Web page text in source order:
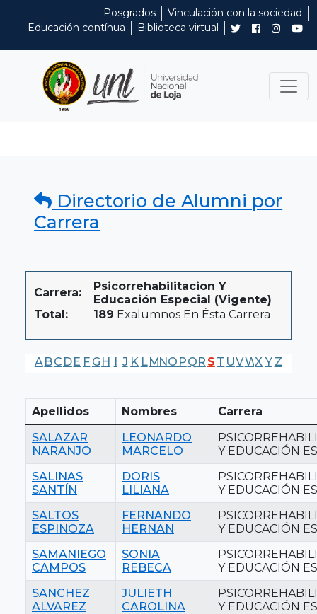
Posgrados
Vinculación con la sociedad
Educación contínua
Biblioteca virtual
Directorio de Alumni por
Carrera
Carrera:
Psicorrehabilitacion Y
Educación Especial (Vigente)
Total:
189 Exalumnos En Ésta Carrera
A BC DE F G H I J K LMNO PQR S T UVWX Y Z
Apellidos Nombres
Carrera
SALAZAR
NARANJO
LEONARDO
MARCELO
Y EDUCACIÓN
SALINAS
SANTÍN
DORIS
LILIANA
Y EDUCACIÓN
SALTOS
ESPINOZA
FERNANDO
HERNAN
Y EDUCACIÓN
SAMANIEGO
CAMPOS
SONIA
REBECA
Y EDUCACIÓN
SANCHEZ
ALVAREZ
JULIETH
CAROLINA
Y EDUCACIÓN